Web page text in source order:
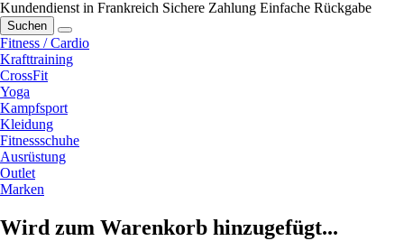
Kundendienst in Frankreich Sichere Zahlung Einfache Rückgabe
Suchen
Fitness / Cardio
Krafttraining
CrossFit
Yoga
Kampfsport
Kleidung
Fitnessschuhe
Ausrüstung
Outlet
Marken
Wird zum Warenkorb hinzugefügt...